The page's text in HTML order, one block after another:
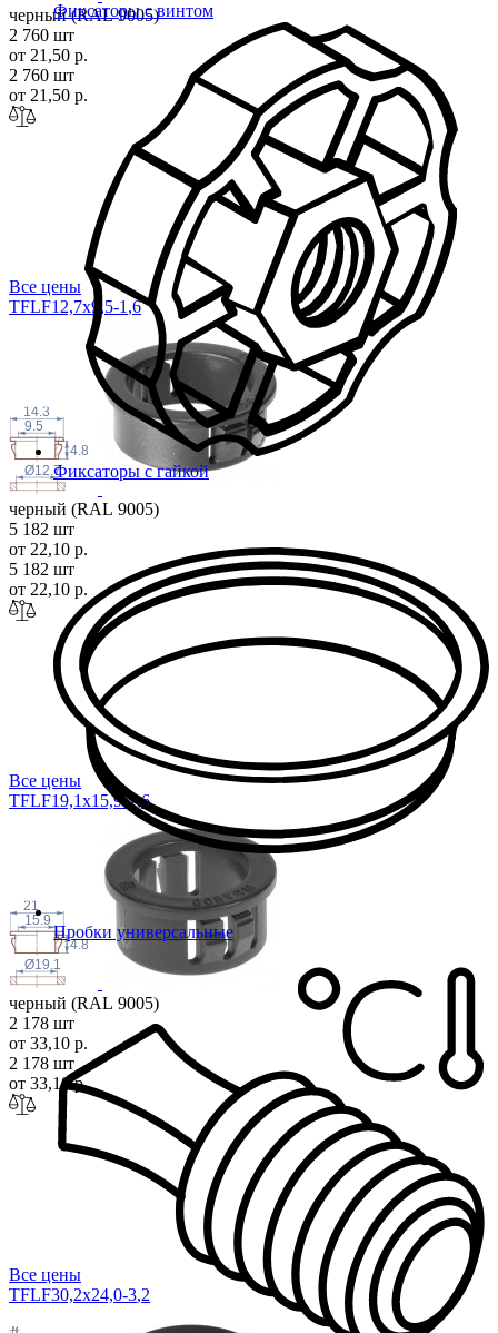
Фиксаторы с винтом
Фиксаторы с гайкой
Пробки универсальные
черный (RAL 9005)
2 760 шт
от 21,50 р.
2 760 шт
от 21,50 р.
Все цены
TFLF12,7x9,5-1 ,6
4.8
Ø12.7
9.5
14.3
черный (RAL 9005)
5 182 шт
от 22,10 р.
5 182 шт
от 22,10 р.
Все цены
TFLF19,1x15,9-1,6
4.8
Ø19.1
15.9
21
черный (RAL 9005)
2 178 шт
от 33,10 р.
2 178 шт
от 33,10 р.
Все цены
TFLF30,2x24,0-3,2